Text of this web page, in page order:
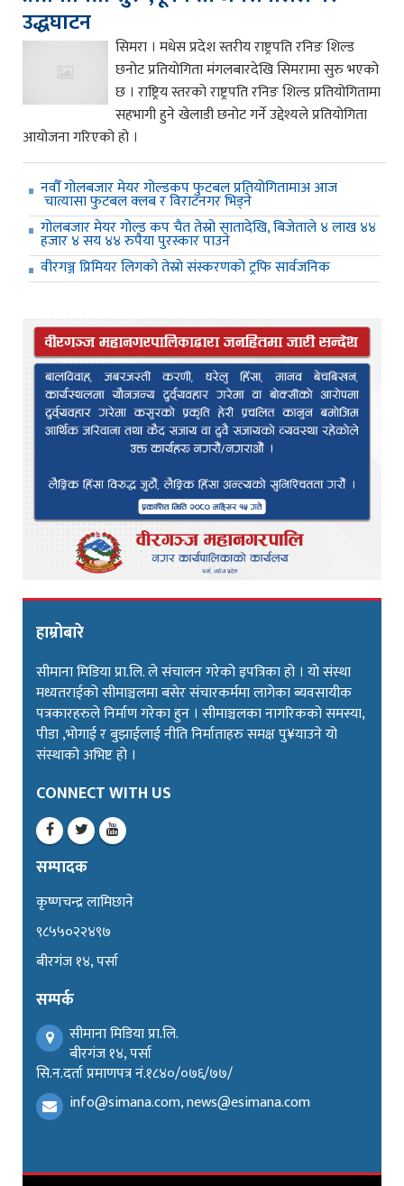
उद्धघाटन
सिमरा । मधेस प्रदेश स्तरीय राष्ट्रपति रनिङ शिल्ड
छनोट प्रतियोगिता मंगलबारदेखि सिमरामा सुरु भएको
छ । राष्ट्रिय स्तरको राष्ट्रपति रनिङ शिल्ड प्रतियोगितामा
सहभागी हुने खेलाडी छनोट गर्ने उद्देश्यले प्रतियोगिता
आयोजना गरिएको हो ।
नवौँ गोलबजार मेयर गोल्डकप फुटबल प्रतियोगितामाअ आज
चात्यासा फुटबल क्लब र विराटनगर भिड्ने
गोलबजार मेयर गोल्ड कप चैत तेस्रो सातादेखि, बिजेताले ४ लाख ४४
हजार ४ सय ४४ रुपैया पुरस्कार पाउने
वीरगञ्ज प्रिमियर लिगको तेस्रो संस्करणको ट्रफि सार्वजनिक
हाम्रोबारे
सीमाना मिडिया प्रा.लि. ले संचालन गरेको इपत्रिका हो । यो संस्था
मध्यतराईको सीमाञ्चलमा बसेर संचारकर्ममा लागेका ब्यवसायीक
पत्रकारहरुले निर्माण गरेका हुन । सीमाञ्चलका नागरिकको समस्या,
पीडा ,भोगाई र बुझाईलाई नीति निर्माताहरु समक्ष पु¥याउने यो
संस्थाको अभिष्ट हो ।
CONNECT WITH US
सम्पादक
कृष्णचन्द्र लामिछाने
९८५५०२२४९७
बीरगंज १४, पर्सा
सम्पर्क
सीमाना मिडिया प्रा.लि.
बीरगंज १४, पर्सा
सि.न.दर्ता प्रमाणपत्र नं.१८४०/०७६/७७/
info@simana.com, news@esimana.com